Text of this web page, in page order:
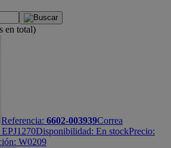
en total)
Referencia: 6602-003939Correa
Disponibilidad: En stockPrecio:
W0209